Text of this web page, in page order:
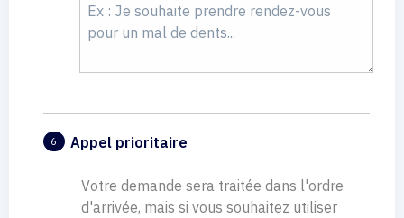
6 Appel prioritaire
Votre demande sera traitée dans l'ordre
d'arrivée, mais si vous souhaitez utiliser